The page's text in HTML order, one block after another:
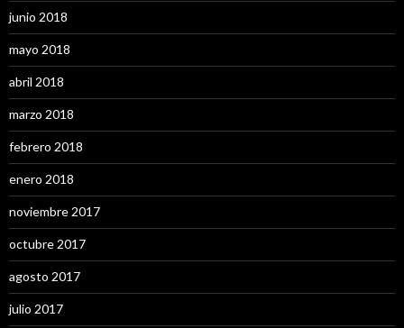
junio 2018
mayo 2018
abril 2018
marzo 2018
febrero 2018
enero 2018
noviembre 2017
octubre 2017
agosto 2017
julio 2017